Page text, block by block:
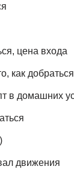
цена входа
как добраться
в домашних
движения